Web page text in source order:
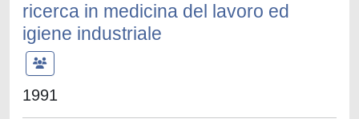
ricerca in medicina del lavoro ed
igiene industriale
1991